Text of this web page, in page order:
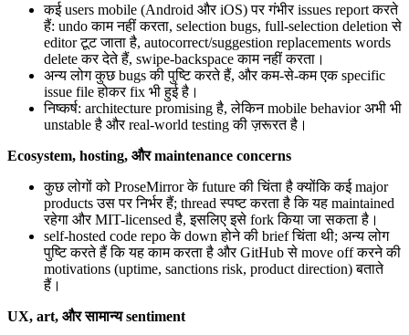
कई users mobile (Android और iOS) पर गंभीर issues report करते
हैं: undo काम नहीं करता, selection bugs, full-selection deletion से
editor टूट जाता है, autocorrect/suggestion replacements words
delete कर देते हैं, swipe-backspace काम नहीं करता।
अन्य लोग कुछ bugs की पुष्टि करते हैं, और कम-से-कम एक specific
issue file होकर fix भी हुई है।
निष्कर्ष: architecture promising है, लेकिन mobile behavior अभी भी
unstable है और real-world testing की ज़रूरत है।
Ecosystem, hosting, और maintenance concerns
कुछ लोगों को ProseMirror के future की चिंता है क्योंकि कई major
products उस पर निर्भर हैं; thread स्पष्ट करता है कि यह maintained
रहेगा और MIT-licensed है, इसलिए इसे fork किया जा सकता है।
self-hosted code repo के down होने की brief चिंता थी; अन्य लोग
पुष्टि करते हैं कि यह काम करता है और GitHub से move off करने की
motivations (uptime, sanctions risk, product direction) बताते
हैं।
UX, art, और सामान्य sentiment